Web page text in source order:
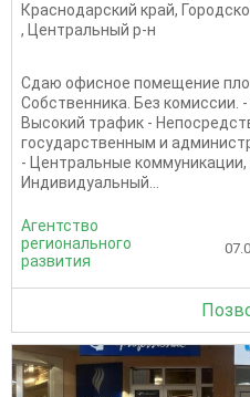
Краснодарский край,
,
Центральный р-н
Сдаю офисное помещение
Собственника. Без комиссии.
Высокий трафик -
государственным и
- Центральные коммуникации,
Индивидуальный...
Агентство
регионального
развития